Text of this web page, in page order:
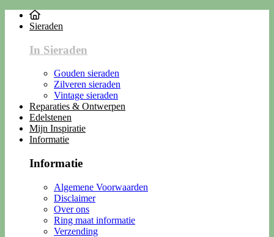
Sieraden
In Sieraden
Gouden sieraden
Zilveren sieraden
Vintage sieraden
Reparaties & Ontwerpen
Edelstenen
Mijn Inspiratie
Informatie
Informatie
Algemene Voorwaarden
Disclaimer
Over ons
Ring maat informatie
Verzending